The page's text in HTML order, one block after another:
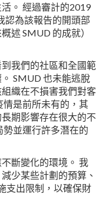
。 經過審計的2019
認為該報告的開頭部
述 SMUD 的成就）
我們的社區和全國範
SMUD 也未能逃脫
織在不損害我們對客
情是前所未有的，其
期影響存在很大的不
並運行許多潛在的
斷變化的環境。 我
少某些計劃的預算、
支出限制，以確保財